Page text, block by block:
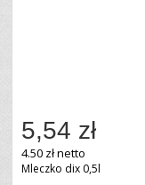
5,54 zł
4.50 zł netto
Mleczko dix 0,5l